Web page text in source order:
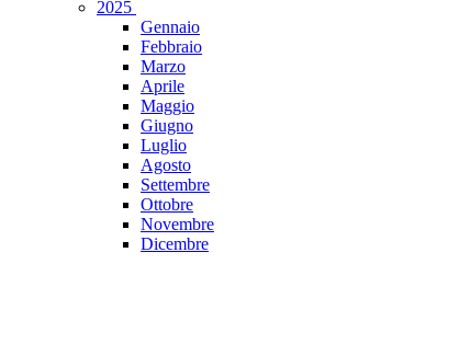
2025
Gennaio
Febbraio
Marzo
Aprile
Maggio
Giugno
Luglio
Agosto
Settembre
Ottobre
Novembre
Dicembre